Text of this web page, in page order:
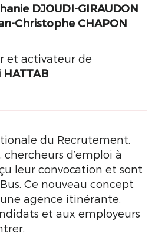
DJOUDI-GIRAUDON
Christophe CHAPON
et activateur de
HATTAB
du Recrutement.
, chercheurs d’emploi à
leur convocation et sont
Ce nouveau concept
agence itinérante,
et aux employeurs